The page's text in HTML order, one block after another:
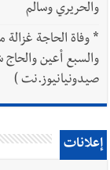
والحريري وسالم
*
والسبع أعين
صيدونيانيوز.نت )
إعلانات